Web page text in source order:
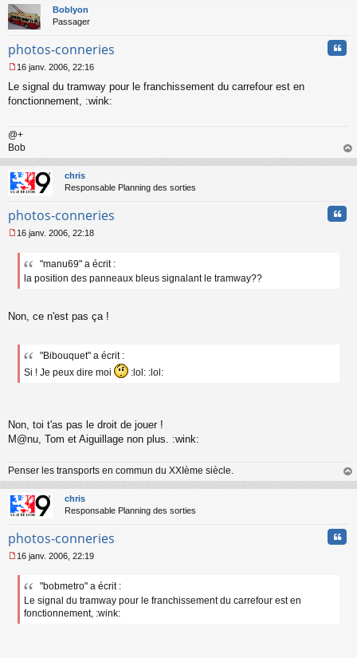
n
o
n
u
Boblyon
Passager
photos-conneries
e
s
g
e
n
o
n
l
16 janv. 2006, 22:16
Le signal du tramway pour le franchissement du carrefour est en
fonctionnement, :wink:
@+
Bob
au
chris
Responsable Planning des sorties
photos-conneries
e
a
e
16 janv. 2006, 22:18
"manu69" a écrit :
la position des panneaux bleus signalant le tramway??
Non, ce n'est pas ça !
"Bibouquet" a écrit :
Si ! Je peux dire moi
:lol: :lol:
Non, toi t'as pas le droit de jouer !
M@nu, Tom et Aiguillage non plus. :wink:
Penser les transports en commun du XXIème siècle.
au
chris
Responsable Planning des sorties
photos-conneries
e
g
16 janv. 2006, 22:19
"bobmetro" a écrit :
Le signal du tramway pour le franchissement du carrefour est en
fonctionnement, :wink: